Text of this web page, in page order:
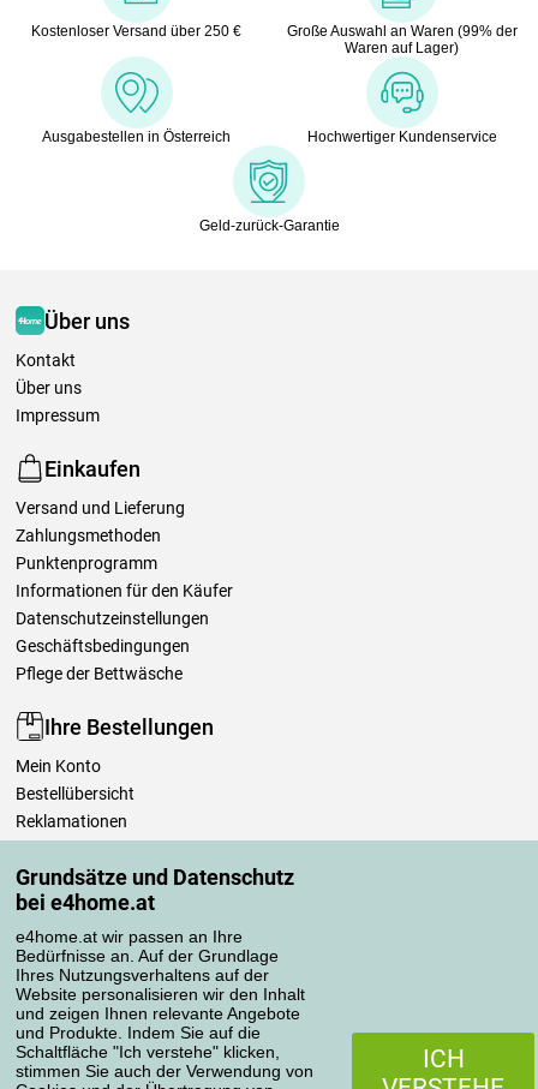
Grundsätze und Datenschutz
bei e4home.at
e4home.at wir passen an Ihre
Bedürfnisse an. Auf der Grundlage
Ihres Nutzungsverhaltens auf der
Website personalisieren wir den Inhalt
und zeigen Ihnen relevante Angebote
und Produkte. Indem Sie auf die
Schaltfläche "Ich verstehe" klicken,
stimmen Sie auch der Verwendung von
ICH
Kostenloser Versand über 250 €
Große Auswahl an Waren (99% der
Waren auf Lager)
Ausgabestellen in Österreich Hochwertiger Kundenservice
Geld-zurück-Garantie
Über uns
Kontakt
Über uns
Impressum
Einkaufen
Versand und Lieferung
Zahlungsmethoden
Punktenprogramm
Informationen für den Käufer
Datenschutzeinstellungen
Geschäftsbedingungen
Pflege der Bettwäsche
Ihre Bestellungen
Mein Konto
Bestellübersicht
Reklamationen
Einfach mehr wissen
Richtlinien zur Verarbeitung von Bewertungen
Transportarten
Zahlungsmethoden